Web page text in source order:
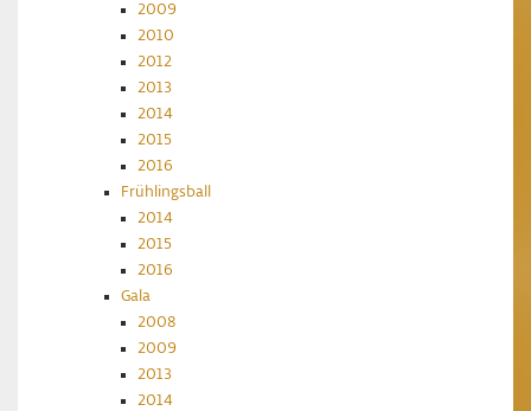
2009
2010
2012
2013
2014
2015
2016
Frühlingsball
2014
2015
2016
Gala
2008
2009
2013
2014